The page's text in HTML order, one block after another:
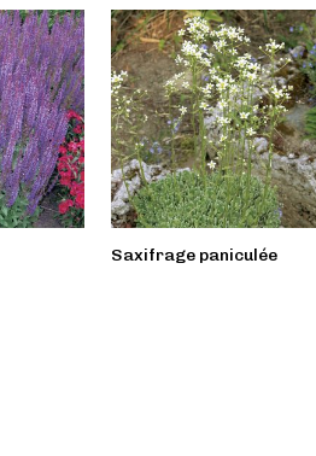
Saxifrage paniculée